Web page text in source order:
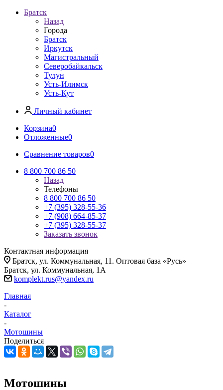
Братск
Назад
Города
Братск
Иркутск
Магистральный
Северобайкальск
Тулун
Усть-Илимск
Усть-Кут
Личный кабинет
Корзина0
Отложенные0
Сравнение товаров0
8 800 700 86 50
Назад
Телефоны
8 800 700 86 50
+7 (395) 328-55-36
+7 (908) 664-85-37
+7 (395) 328-55-37
Заказать звонок
Контактная информация
Братск, ул. Коммунальная, 11. Оптовая база «Русь»
Братск, ул. Коммунальная, 1А
komplekt.rus@yandex.ru
Главная
-
Каталог
-
Мотошины
Поделиться
Мотошины